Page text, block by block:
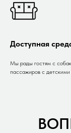
Доступная
Мы рады гостям с
пассажиров с